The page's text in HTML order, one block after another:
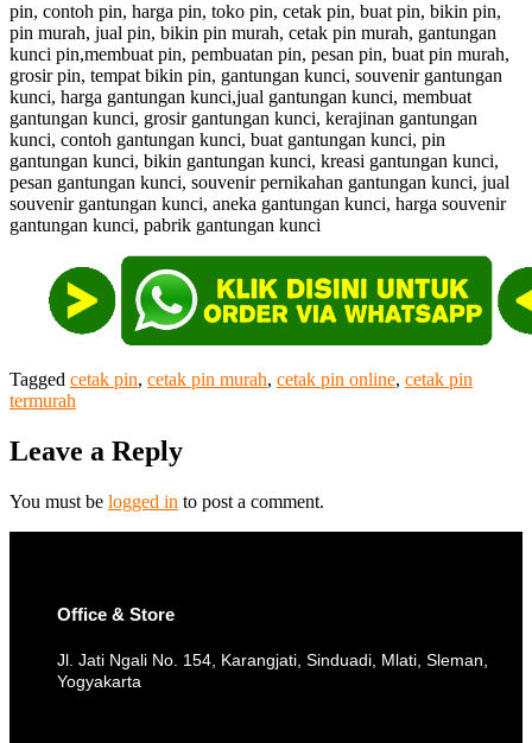
pin, contoh pin, harga pin, toko pin, cetak pin, buat pin, bikin pin,
pin murah, jual pin, bikin pin murah, cetak pin murah, gantungan
kunci pin,membuat pin, pembuatan pin, pesan pin, buat pin murah,
grosir pin, tempat bikin pin, gantungan kunci, souvenir gantungan
kunci, harga gantungan kunci,jual gantungan kunci, membuat
gantungan kunci, grosir gantungan kunci, kerajinan gantungan
kunci, contoh gantungan kunci, buat gantungan kunci, pin
gantungan kunci, bikin gantungan kunci, kreasi gantungan kunci,
pesan gantungan kunci, souvenir pernikahan gantungan kunci, jual
souvenir gantungan kunci, aneka gantungan kunci, harga souvenir
gantungan kunci, pabrik gantungan kunci
Tagged cetak pin, cetak pin murah, cetak pin online, cetak pin
termurah
Leave a Reply
You must be logged in to post a comment.
Office & Store
Jl. Jati Ngali No. 154, Karangjati, Sinduadi, Mlati, Sleman,
Yogyakarta